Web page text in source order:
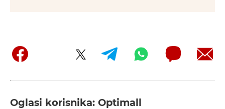
Oglasi korisnika: Optimall